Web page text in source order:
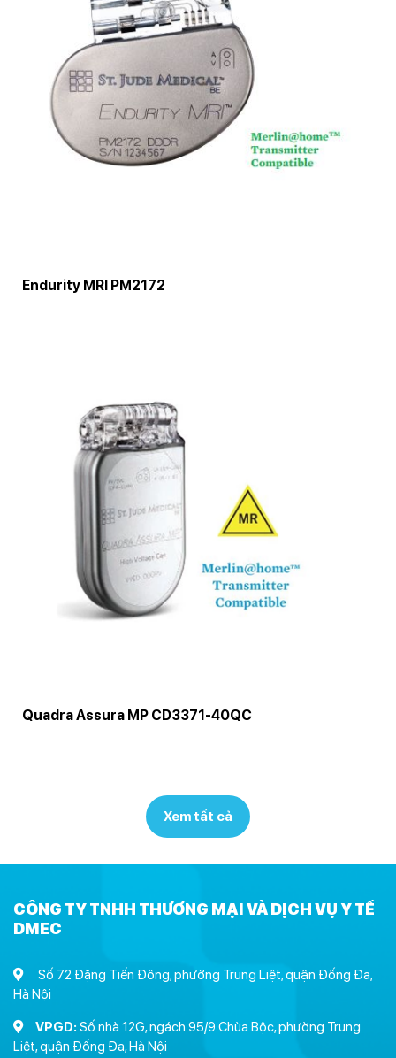
Endurity MRI PM2172
Quadra Assura MP CD3371-40QC
Xem tất cả
CÔNG TY TNHH THƯƠNG MẠI VÀ DỊCH VỤ Y TẾ
DMEC
Số 72 Đặng Tiến Đông, phường Trung Liệt, quận Đống Đa,
Hà Nội
VPGD: Số nhà 12G, ngách 95/9 Chùa Bộc, phường Trung
Liệt, quận Đống Đa, Hà Nội